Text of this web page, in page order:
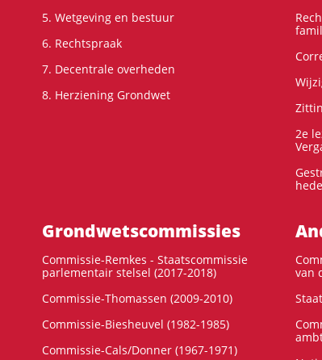
5. Wetgeving en bestuur
6. Rechtspraak
7. Decentrale overheden
8. Herziening Grondwet
2e
Grondwets­commissies
Commissie-Remkes - Staatscommissie
parlementair stelsel (2017-2018)
Commissie-Thomassen (2009-2010)
Commissie-Biesheuvel (1982-1985)
Commissie-Cals/Donner (1967-1971)
van